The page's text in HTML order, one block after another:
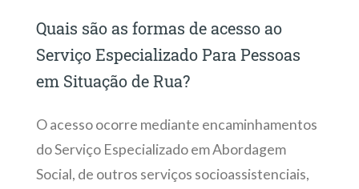
Quais são as formas de acesso ao
Serviço Especializado Para Pessoas
em Situação de Rua?
O acesso ocorre mediante encaminhamentos
do Serviço Especializado em Abordagem
Social, de outros serviços socioassistenciais,